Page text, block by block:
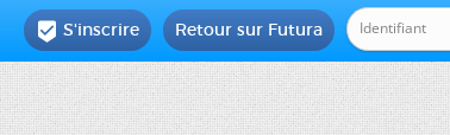
Retour sur Futura
 S'inscrire